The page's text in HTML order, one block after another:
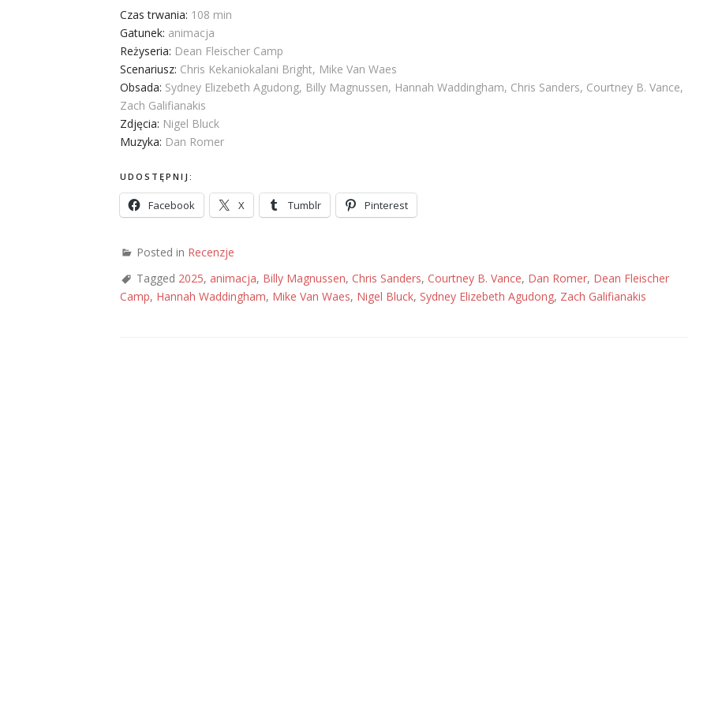
Czas trwania: 108 min
Gatunek: animacja
Reżyseria: Dean Fleischer Camp
Scenariusz: Chris Kekaniokalani Bright, Mike Van Waes
Obsada: Sydney Elizebeth Agudong, Billy Magnussen, Hannah Waddingham, Chris Sanders, Courtney B. Vance,
Zach Galifianakis
Zdjęcia: Nigel Bluck
Muzyka: Dan Romer
UDOSTĘPNIJ:
Facebook X Tumblr Pinterest
Posted in Recenzje
Tagged 2025, animacja, Billy Magnussen, Chris Sanders, Courtney B. Vance, Dan Romer, Dean Fleischer
Camp, Hannah Waddingham, Mike Van Waes, Nigel Bluck, Sydney Elizebeth Agudong, Zach Galifianakis